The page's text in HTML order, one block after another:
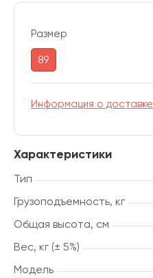
Характеристики
Тип
Грузоподъемность, кг
Общая высота, см
Вес, кг (± 5%)
Модель
Размер
89
Информация о доставке